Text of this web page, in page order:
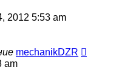
2012 5:53 am
mechanikDZR
am